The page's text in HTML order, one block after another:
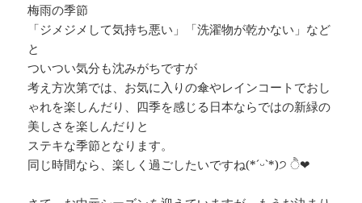
梅雨の季節
「ジメジメして気持ち悪い」「洗濯物が乾かない」など
と
ついつい気分も沈みがちですが
考え方次第では、お気に入りの傘やレインコートでおし
ゃれを楽しんだり、四季を感じる日本ならではの新緑の
美しさを楽しんだりと
ステキな季節となります。
同じ時間なら、楽しく過ごしたいですね(*ˊᵕˋ*)੭ ੈ❤︎